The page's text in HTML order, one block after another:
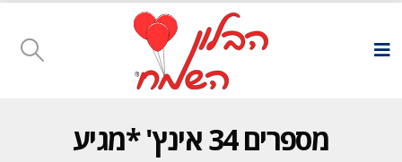
מספרים 34 אינץ' *מגיע